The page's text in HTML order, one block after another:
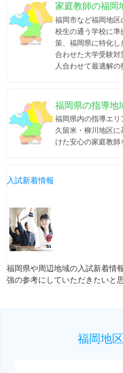
家庭教師の福岡
福岡市など福岡地
校生の通う学校に
策、福岡県に特化
合わせた大学受験
人合わせて最適解の
福岡県の指導地
福岡県内の指導エリ
久留米・柳川地区
けた安心の家庭教師
入試新着情報
福岡県や周辺地域の入試新着情
強の参考にしていただきたいと
福岡地